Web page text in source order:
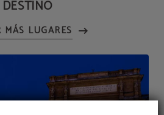
DESTINO
MÁS LUGARES